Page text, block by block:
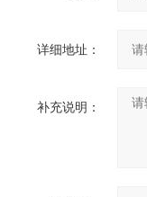
详细地址：
补充说明：